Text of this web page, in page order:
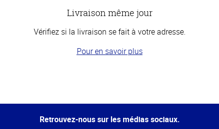
Livraison même jour
Vérifiez si la livraison se fait à votre adresse.
Pour en savoir plus
de la
Retrouvez-nous sur les médias sociaux.